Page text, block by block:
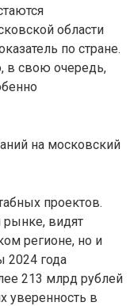
области
по стране.
в свою очередь,
на московский
проектов.
видят
регионе, но и
2024 года
213 млрд рублей
уверенность в